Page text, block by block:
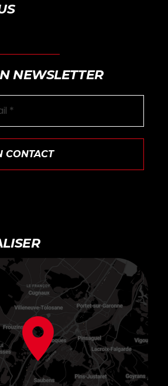
NEWSLETTER